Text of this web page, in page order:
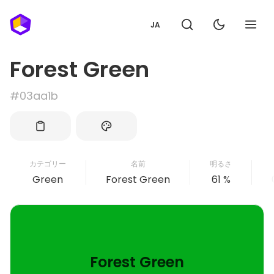
JA
Forest Green
#03aa1b
カテゴリー
Green
名前
Forest Green
明るさ
61 %
Forest Green